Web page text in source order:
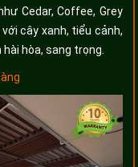
Cedar, Coffee, Grey
cây xanh, tiểu cảnh,
hòa, sang trọng.